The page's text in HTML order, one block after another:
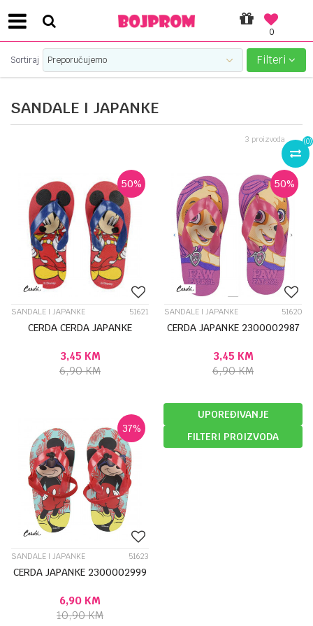
0
SIGURNO PLAĆANJE PLATNIM KARTICAMA!
(0)
SANDALE I JAPANKE
Sortiraj Filteri
3 proizvoda
50%
SANDALE I JAPANKE 51621
CERDA CERDA JAPANKE
3,45 KM
6,90KM
50%
SANDALE I JAPANKE 51620
CERDA JAPANKE 2300002987
3,45 KM
6,90KM
37%
SANDALE I JAPANKE 51623
CERDA JAPANKE 2300002999
6,90 KM
10,90KM
UPOREĐIVANJE
FILTERI PROIZVODA